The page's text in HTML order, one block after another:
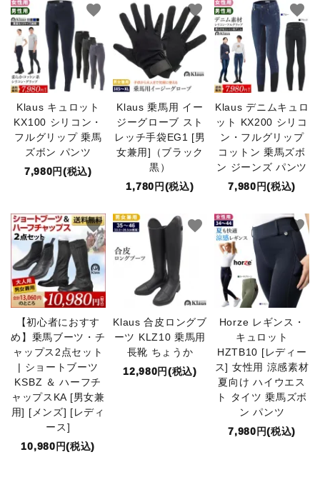
Klaus キュロット
KX100 シリコン・
フルグリップ 乗馬
ズボン パンツ
7,980円(税込)
favorite
Klaus 乗馬用 イー
ジーグローブ スト
レッチ手袋EG1 [男
女兼用]（ブラック
黒）
1,780円(税込)
favorite
Klaus デニムキュロ
ット KX200 シリコ
ン・フルグリップ
コットン 乗馬ズボ
ン ジーンズ パンツ
7,980円(税込)
favorite
【初心者におすす
め】乗馬ブーツ・チ
ャップス2点セット
| ショートブーツ
KSBZ ＆ ハーフチ
ャップスKA [男女兼
用] [メンズ] [レディ
ース]
10,980円(税込)
favorite
Klaus 合皮ロングブ
ーツ KLZ10 乗馬用
長靴 ちょうか
12,980円(税込)
favorite
Horze レギンス・
キュロット
HZTB10 [レディー
ス] 女性用 涼感素材
夏向け ハイウエス
ト タイツ 乗馬ズボ
ン パンツ
7,980円(税込)
favorite